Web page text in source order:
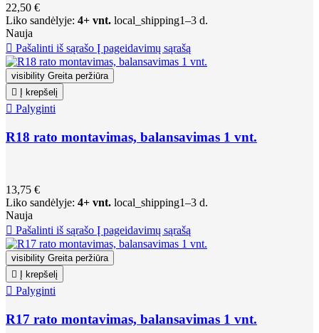
22,50 €
Liko sandėlyje: 4+ vnt. local_shipping1–3 d.
Nauja
 Pašalinti iš sąrašo Į pageidavimų sąrašą
visibility Greita peržiūra

Į krepšelį
 Palyginti
R18 rato montavimas, balansavimas 1 vnt.
13,75 €
Liko sandėlyje: 4+ vnt. local_shipping1–3 d.
Nauja
 Pašalinti iš sąrašo Į pageidavimų sąrašą
visibility Greita peržiūra

Į krepšelį
 Palyginti
R17 rato montavimas, balansavimas 1 vnt.